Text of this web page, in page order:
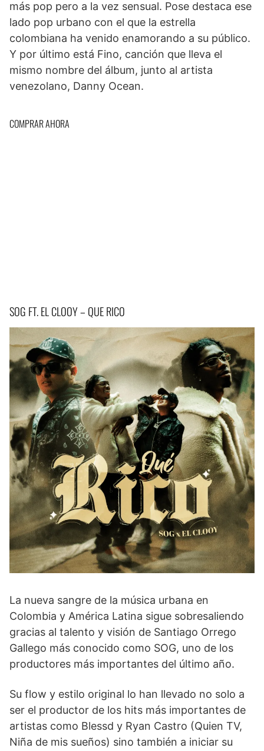
más pop pero a la vez sensual. Pose destaca ese
lado pop urbano con el que la estrella
colombiana ha venido enamorando a su público.
Y por último está Fino, canción que lleva el
mismo nombre del álbum, junto al artista
venezolano, Danny Ocean.
COMPRAR AHORA
SOG FT. EL CLOOY – QUE RICO
La nueva sangre de la música urbana en
Colombia y América Latina sigue sobresaliendo
gracias al talento y visión de Santiago Orrego
Gallego más conocido como SOG, uno de los
productores más importantes del último año.
Su flow y estilo original lo han llevado no solo a
ser el productor de los hits más importantes de
artistas como Blessd y Ryan Castro (Quien TV,
Niña de mis sueños) sino también a iniciar su